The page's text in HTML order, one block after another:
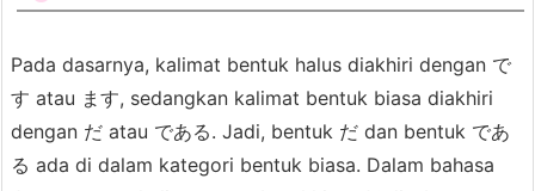
Pada dasarnya, kalimat bentuk halus diakhiri dengan で
す atau ます, sedangkan kalimat bentuk biasa diakhiri
dengan だ atau である. Jadi, bentuk だ dan bentuk であ
る ada di dalam kategori bentuk biasa. Dalam bahasa